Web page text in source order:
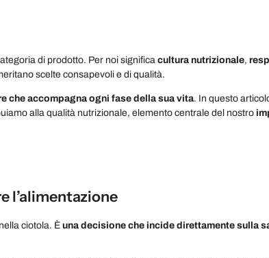
di prodotto. Per noi significa cultura nutrizionale,
scelte consapevoli e di qualità.
che accompagna ogni fase della sua vita. In questo
alla qualità nutrizionale, elemento centrale del nostro
l’alimentazione
ciotola. È una decisione che incide direttamente sulla